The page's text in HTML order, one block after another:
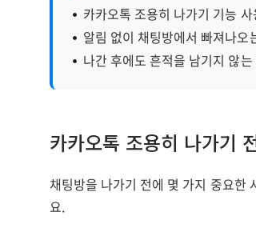
카카오톡 조용히 나가기 기능
알림 없이 채팅방에서 빠져나오
나간 후에도 흔적을 남기지 않
카카오톡 조용히 나가기
채팅방을 나가기 전에 몇 가지 중요한
요.